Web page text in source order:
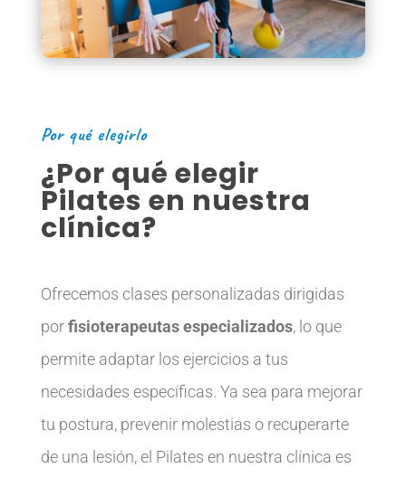
Por qué elegirlo
¿Por qué elegir
Pilates en nuestra
clínica?
Ofrecemos clases personalizadas dirigidas
porfisioterapeutas especializados, lo que
permite adaptar los ejercicios a tus
necesidades específicas. Ya sea para mejorar
tu postura, prevenir molestias o recuperarte
de una lesión, el Pilates en nuestra clínica es